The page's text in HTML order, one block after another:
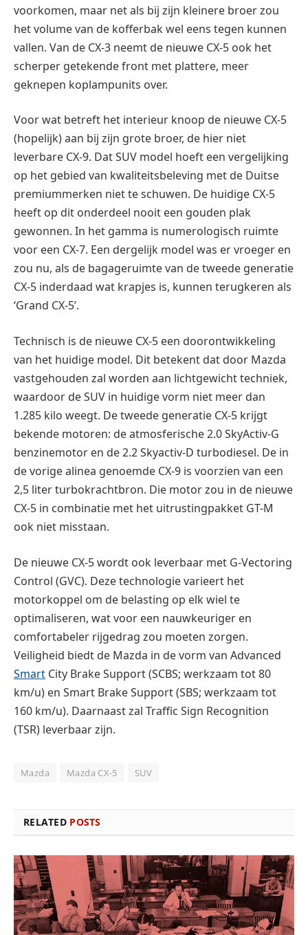
voorkomen, maar net als bij zijn kleinere broer zou
het volume van de kofferbak wel eens tegen kunnen
vallen. Van de CX-3 neemt de nieuwe CX-5 ook het
scherper getekende front met plattere, meer
geknepen koplampunits over.
Voor wat betreft het interieur knoop de nieuwe CX-5
(hopelijk) aan bij zijn grote broer, de hier niet
leverbare CX-9. Dat SUV model hoeft een vergelijking
op het gebied van kwaliteitsbeleving met de Duitse
premiummerken niet te schuwen. De huidige CX-5
heeft op dit onderdeel nooit een gouden plak
gewonnen. In het gamma is numerologisch ruimte
voor een CX-7. Een dergelijk model was er vroeger en
zou nu, als de bagageruimte van de tweede generatie
CX-5 inderdaad wat krapjes is, kunnen terugkeren als
‘Grand CX-5’.
Technisch is de nieuwe CX-5 een doorontwikkeling
van het huidige model. Dit betekent dat door Mazda
vastgehouden zal worden aan lichtgewicht techniek,
waardoor de SUV in huidige vorm niet meer dan
1.285 kilo weegt. De tweede generatie CX-5 krijgt
bekende motoren: de atmosferische 2.0 SkyActiv-G
benzinemotor en de 2.2 Skyactiv-D turbodiesel. De in
de vorige alinea genoemde CX-9 is voorzien van een
2,5 liter turbokrachtbron. Die motor zou in de nieuwe
CX-5 in combinatie met het uitrustingpakket GT-M
ook niet misstaan.
De nieuwe CX-5 wordt ook leverbaar met G-Vectoring
Control (GVC). Deze technologie varieert het
motorkoppel om de belasting op elk wiel te
optimaliseren, wat voor een nauwkeuriger en
comfortabeler rijgedrag zou moeten zorgen.
Veiligheid biedt de Mazda in de vorm van Advanced
Smart City Brake Support (SCBS; werkzaam tot 80
km/u) en Smart Brake Support (SBS; werkzaam tot
160 km/u). Daarnaast zal Traffic Sign Recognition
(TSR) leverbaar zijn.
Mazda Mazda CX-5 SUV
RELATED POSTS